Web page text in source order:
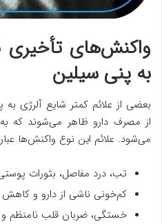
واکنش‌های
به پنی سیلین
بعضی از علائم کمتر شایع آلرژی
از مصرف دارو ظاهر می‌شوند که
می‌شود. علائم این نوع واکنش‌ها
تب، درد مفاصل، بثورات
کم‌خونی ناشی از دارو و
خستگی، ضربان قلب نامنظم